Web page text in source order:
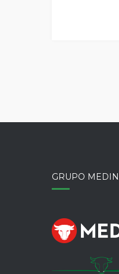
GRUPO